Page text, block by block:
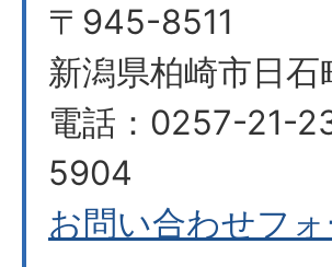
〒945-8511
新潟県柏崎市日
電話：0257-21-
5904
お問い合わせフ